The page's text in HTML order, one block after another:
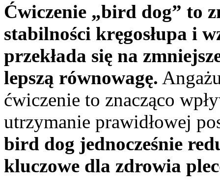
Ćwiczenie „bird dog” to
stabilności kręgosłupa i
przekłada się na
lepszą równowagę.
ćwiczenie to znacząco
utrzymanie prawidłowej
bird dog jednocześnie
kluczowe dla zdrowia